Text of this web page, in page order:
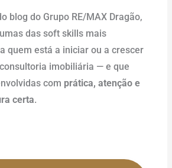
blog do Grupo RE/MAX Dragão,
das soft skills mais
quem está a iniciar ou a crescer
imobiliária — e que
com prática, atenção e
certa.